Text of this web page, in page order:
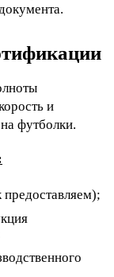
и
футболки.